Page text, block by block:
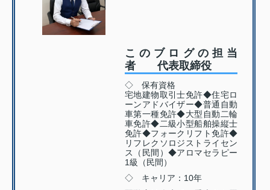
このブログの担当
者 代表取締役
◇ 保有資格
宅地建物取引士免許◆住宅ロ
ーンアドバイザー◆普通自動
車第一種免許◆大型自動二輪
車免許◆二級小型船舶操縦士
免許◆フォークリフト免許◆
リフレクソロジストライセン
ス（民間）◆アロマセラピー
1級（民間）
◇ キャリア：10年